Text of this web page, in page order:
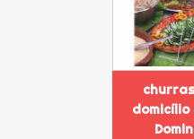
domicílio